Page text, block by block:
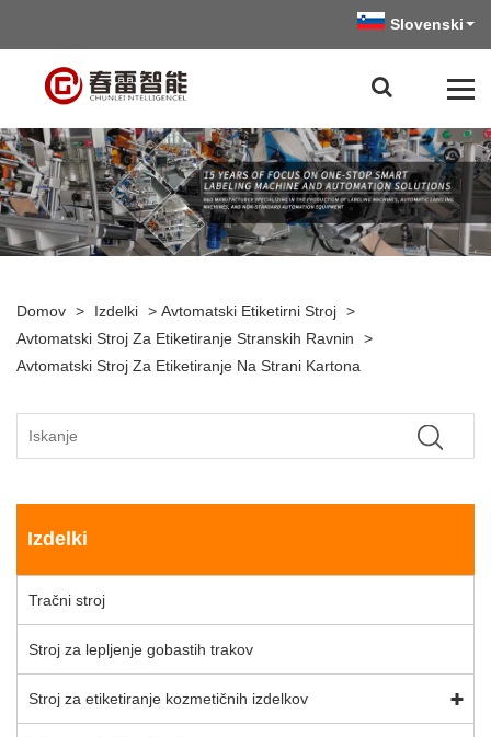
Slovenski
Domov > Izdelki > Avtomatski Etiketirni Stroj >
Avtomatski Stroj Za Etiketiranje Stranskih Ravnin
>
Avtomatski Stroj Za Etiketiranje Na Strani Kartona
Izdelki
Tračni stroj
Stroj za lepljenje gobastih trakov
Stroj za etiketiranje kozmetičnih izdelkov